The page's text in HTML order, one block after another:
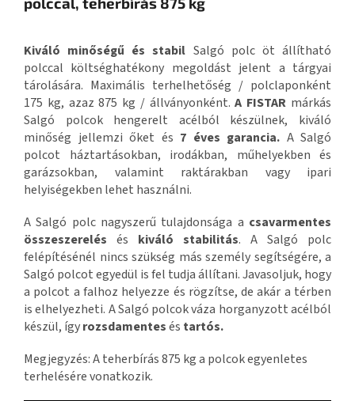
Kiváló minőségű és stabil Salgó polc öt állítható
polccal költséghatékony megoldást jelent a tárgyai
tárolására. Maximális terhelhetőség / polclaponként
175 kg, azaz 875 kg / állványonként.A FISTAR márkás
Salgó polcok hengerelt acélból készülnek, kiváló
minőség jellemzi őket és 7 éves garancia. A Salgó
polcot háztartásokban, irodákban, műhelyekben és
garázsokban, valamint raktárakban vagy ipari
helyiségekben lehet használni.
A Salgó polc nagyszerű tulajdonsága a csavarmentes
összeszerelés és kiváló stabilitás. A Salgó polc
felépítésénél nincs szükség más személy segítségére, a
Salgó polcot egyedül is fel tudja állítani. Javasoljuk, hogy
a polcot a falhoz helyezze és rögzítse, de akár a térben
is elhelyezheti. A Salgó polcok váza horganyzott acélból
készül, ígyrozsdamentesés tartós.
Megjegyzés: A teherbírás 875 kg a polcok egyenletes
terhelésére vonatkozik.